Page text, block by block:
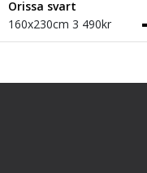
Orissa svart
160x230cm 3 490kr